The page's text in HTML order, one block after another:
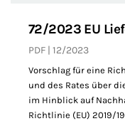
72/2023 EU
PDF 12/2023
Vorschlag für eine
und des Rates über
im Hinblick auf
Richtlinie (EU) 2019/